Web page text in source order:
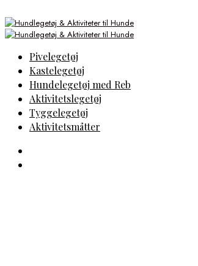
Pivelegetøj
Kastelegetøj
Hundelegetøj med Reb
Aktivitetslegetøj
Tyggelegetøj
Aktivitetsmåtter